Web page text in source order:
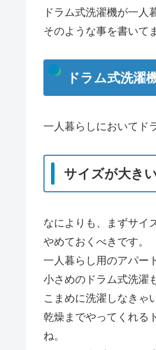
ドラム式洗濯機が一人
そのような事を書いて
ドラム式洗濯
一人暮らしにおいてド
サイズが大き
なによりも、まずサイ
やめておくべきです。
一人暮らし用のアパー
小さめのドラム式洗濯
こまめに洗濯しなきゃ
乾燥までやってくれる
ね。